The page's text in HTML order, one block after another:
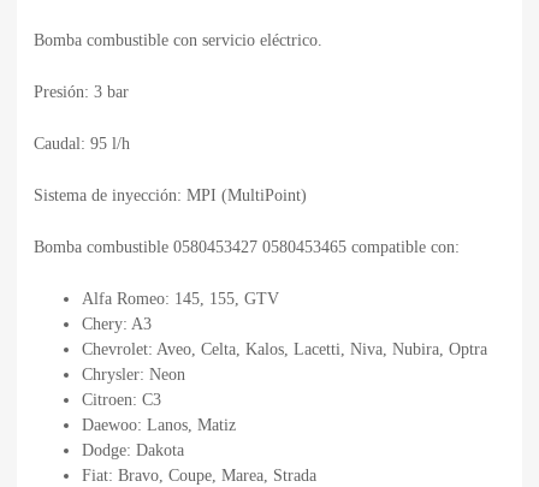
Bomba combustible con servicio eléctrico.
Presión: 3 bar
Caudal: 95 l/h
Sistema de inyección: MPI (MultiPoint)
Bomba combustible 0580453427 0580453465 compatible con:
Alfa Romeo: 145, 155, GTV
Chery: A3
Chevrolet: Aveo, Celta, Kalos, Lacetti, Niva, Nubira, Optra
Chrysler: Neon
Citroen: C3
Daewoo: Lanos, Matiz
Dodge: Dakota
Fiat: Bravo, Coupe, Marea, Strada